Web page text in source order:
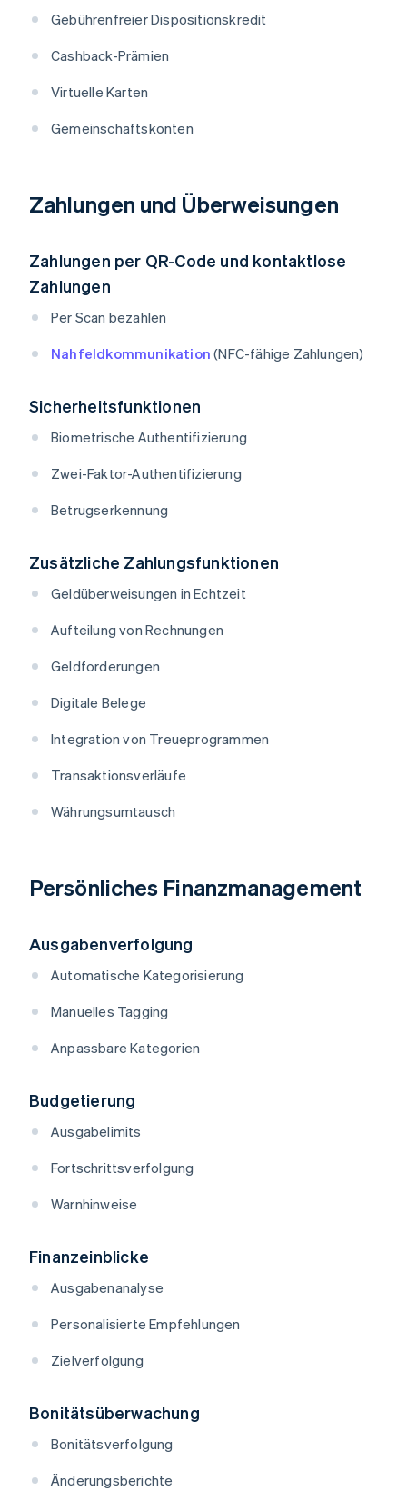
Gebührenfreier Dispositionskredit
Cashback-Prämien
Virtuelle Karten
Gemeinschaftskonten
Zahlungen und Überweisungen
Zahlungen per QR-Code und kontaktlose
Zahlungen
Per Scan bezahlen
Nahfeldkommunikation (NFC-fähige Zahlungen)
Sicherheitsfunktionen
Biometrische Authentifizierung
Zwei-Faktor-Authentifizierung
Betrugserkennung
Zusätzliche Zahlungsfunktionen
Geldüberweisungen in Echtzeit
Aufteilung von Rechnungen
Geldforderungen
Digitale Belege
Integration von Treueprogrammen
Transaktionsverläufe
Währungsumtausch
Persönliches Finanzmanagement
Ausgabenverfolgung
Automatische Kategorisierung
Manuelles Tagging
Anpassbare Kategorien
Budgetierung
Ausgabelimits
Fortschrittsverfolgung
Warnhinweise
Finanzeinblicke
Ausgabenanalyse
Personalisierte Empfehlungen
Zielverfolgung
Bonitätsüberwachung
Bonitätsverfolgung
Änderungsberichte